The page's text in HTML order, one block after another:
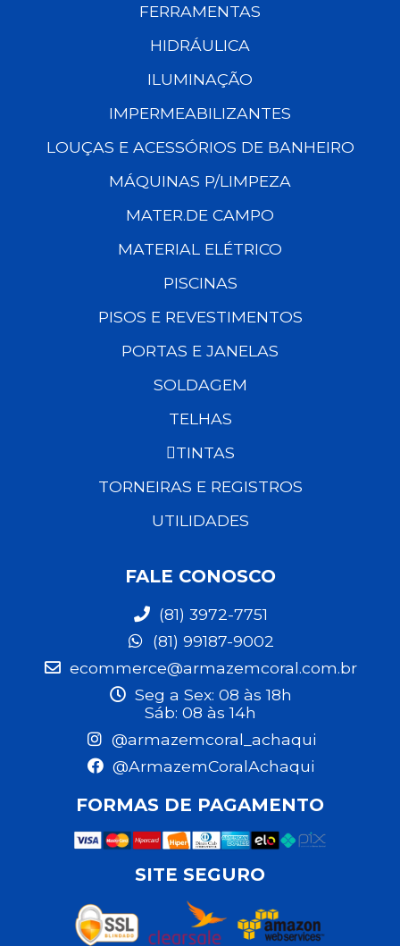
FERRAMENTAS
HIDRÁULICA
ILUMINAÇÃO
IMPERMEABILIZANTES
LOUÇAS E ACESSÓRIOS DE BANHEIRO
MÁQUINAS P/LIMPEZA
MATER.DE CAMPO
MATERIAL ELÉTRICO
PISCINAS
PISOS E REVESTIMENTOS
PORTAS E JANELAS
SOLDAGEM
TELHAS
TINTAS
TORNEIRAS E REGISTROS
UTILIDADES
FALE CONOSCO
(81) 3972-7751
(81) 99187-9002
ecommerce@armazemcoral.com.br
Seg a Sex: 08 às 18h
Sáb: 08 às 14h
@armazemcoral_achaqui
@ArmazemCoralAchaqui
FORMAS DE PAGAMENTO
SITE SEGURO